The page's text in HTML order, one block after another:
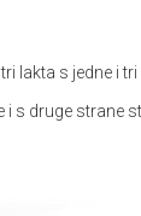
lakta s jedne i
s druge strane